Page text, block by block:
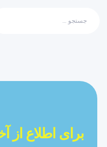
برای اطلاع از